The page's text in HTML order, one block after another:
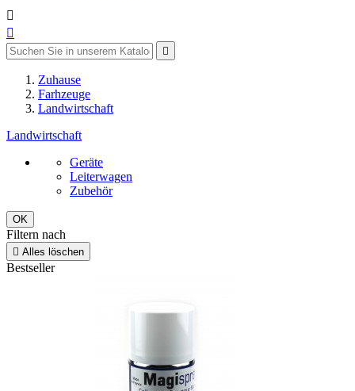



Zuhause
Farhzeuge
Landwirtschaft
Landwirtschaft
Geräte
Leiterwagen
Zubehör
OK
Filtern nach
 Alles löschen
Bestseller